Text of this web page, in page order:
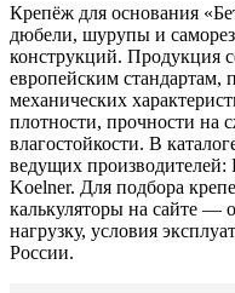
Крепёж для основания
дюбели, шурупы и
конструкций. Продукция
европейским стандартам,
механических
плотности, прочности на
влагостойкости. В
ведущих производителей:
Koelner. Для подбора
калькуляторы на сайте —
нагрузку, условия
России.